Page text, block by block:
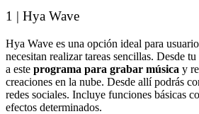
1 | Hya Wave
Hya Wave es una opción ideal para
necesitan realizar tareas sencillas. Desde
a este programa para grabar música y
creaciones en la nube. Desde allí podrás
redes sociales. Incluye funciones básicas
efectos determinados.